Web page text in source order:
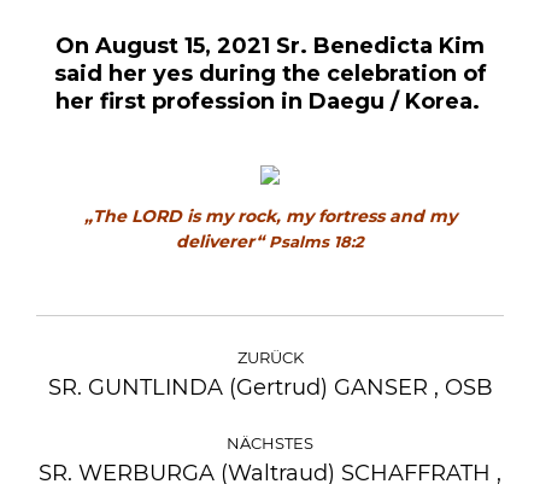
On August 15, 2021 Sr. Benedicta Kim
said her yes during the celebration of
her first profession in Daegu / Korea.
„The LORD is my rock, my fortress and my
deliverer“Psalms 18:2
KOMMENTARNAVIGATION
ZURÜCK
Vorheriger
SR. GUNTLINDA (Gertrud) GANSER , OSB
NÄCHSTES
SR. WERBURGA (Waltraud) SCHAFFRATH ,